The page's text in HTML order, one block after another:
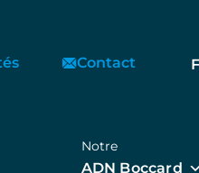
Contact
Notre
ADN Boccard